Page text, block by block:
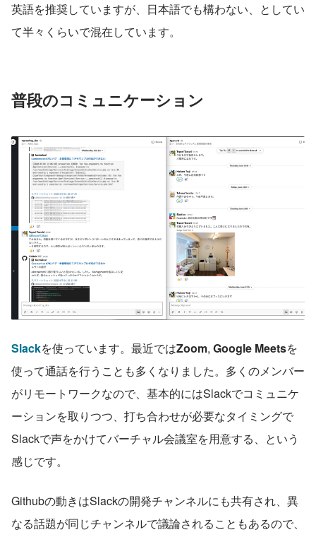
英語を推奨していますが、日本語でも構わない、としてい
て半々くらいで混在しています。
普段のコミュニケーション
Slackを使っています。最近ではZoom, Google Meetsを
使って通話を行うことも多くなりました。多くのメンバー
がリモートワークなので、基本的にはSlackでコミュニケ
ーションを取りつつ、打ち合わせが必要なタイミングで
Slackで声をかけてバーチャル会議室を用意する、という
感じです。
Githubの動きはSlackの開発チャンネルにも共有され、異
なる話題が同じチャンネルで議論されることもあるので、